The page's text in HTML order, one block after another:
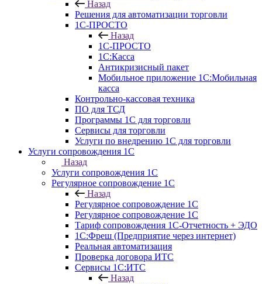
Назад
Решения для автоматизации торговли
1С-ПРОСТО
Назад
1С-ПРОСТО
1С:Касса
Антикризисный пакет
Мобильное приложение 1С:Мобильная
касса
Контрольно-кассовая техника
ПО для ТСД
Программы 1С для торговли
Сервисы для торговли
Услуги по внедрению 1С для торговли
Услуги сопровождения 1С
Назад
Услуги сопровождения 1С
Регулярное сопровождение 1С
Назад
Регулярное сопровождение 1С
Регулярное сопровождение 1С
Тариф сопровождения 1С-Отчетность + ЭДО
1С:Фреш (Предприятие через интернет)
Реальная автоматизация
Проверка договора ИТС
Сервисы 1С:ИТС
Назад